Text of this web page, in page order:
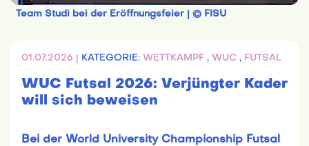
Team Studi bei der Eröffnungsfeier | © FISU
01.07.2026 | KATEGORIE: WETTKAMPF , WUC , FUTSAL
WUC Futsal 2026: Verjüngter Kader
will sich beweisen
Bei der World University Championship Futsal